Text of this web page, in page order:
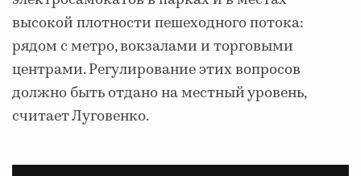
высокой плотности пешеходного потока:
рядом с метро, вокзалами и торговыми
центрами. Регулирование этих вопросов
должно быть отдано на местный уровень,
считает Луговенко.